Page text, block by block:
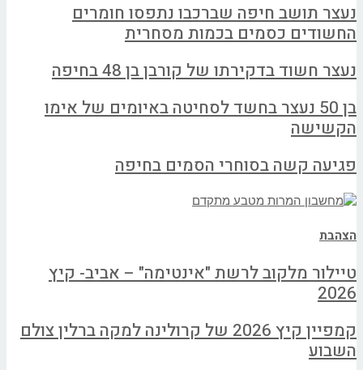
נעצר תושב חיפה שברכבו נתפסו חומרים
החשודים כסמים בכמות מסחרית
נעצר חשוד בדקירתו של קורבן בן 48 בחיפה
בן 50 נעצר בחשד לסחיטה באיומים של אימו
הקשישה
פגיעה קשה בסוחרי הסמים בחיפה
הצהבת
טיילור מלקוב לרשת "אינטימה" – אביב- קיץ
2026
קמפיין קיץ 2026 של קרולינה למקה ברלין צולם
השבוע